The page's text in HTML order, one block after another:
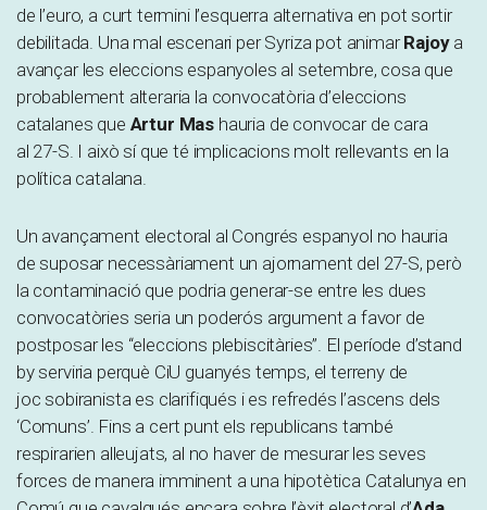
de l’euro, a curt termini l’esquerra alternativa en pot sortir
debilitada. Una mal escenari per Syriza pot animarRajoya
avançar les eleccions espanyoles al setembre, cosa que
probablement alteraria la convocatòria d’eleccions
catalanes que Artur Mas hauria de convocar de cara
al 27-S. I això sí que té implicacions molt rellevants en la
política catalana.
Un avançament electoral al Congrés espanyol no hauria
de suposar necessàriament un ajornament del 27-S, però
la contaminació que podria generar-se entre les dues
convocatòries seria un poderós argument a favor de
postposar les “eleccions plebiscitàries”. El període d’stand
by serviria perquè CiU guanyés temps, el terreny de
joc sobiranista es clarifiqués i es refredés l’ascens dels
‘Comuns’. Fins a cert punt els republicans també
respirarien alleujats, al no haver de mesurar les seves
forces de manera imminent a una hipotètica Catalunya en